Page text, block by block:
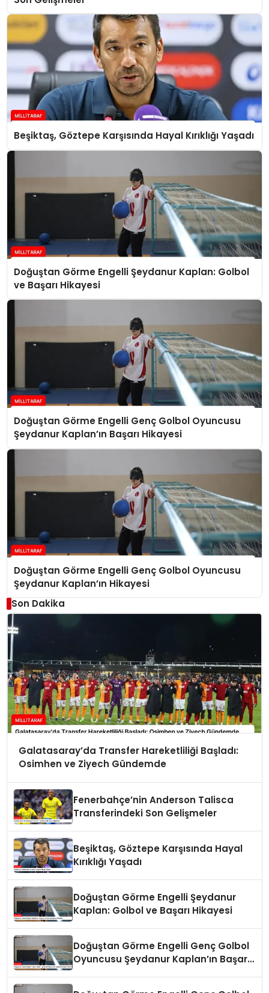
Beşiktaş, Göztepe Karşısında Hayal Kırıklığı Yaşadı
Doğuştan Görme Engelli Şeydanur Kaplan: Golbol
ve Başarı Hikayesi
Doğuştan Görme Engelli Genç Golbol Oyuncusu
Şeydanur Kaplan’ın Başarı Hikayesi
Doğuştan Görme Engelli Genç Golbol Oyuncusu
Şeydanur Kaplan’ın Hikayesi
Son Dakika
Galatasaray’da Transfer Hareketliliği Başladı:
Osimhen ve Ziyech Gündemde
Fenerbahçe’nin Anderson Talisca
Transferindeki Son Gelişmeler
Beşiktaş, Göztepe Karşısında Hayal
Kırıklığı Yaşadı
Doğuştan Görme Engelli Şeydanur
Kaplan: Golbol ve Başarı Hikayesi
Doğuştan Görme Engelli Genç Golbol
Oyuncusu Şeydanur Kaplan’ın Başarı